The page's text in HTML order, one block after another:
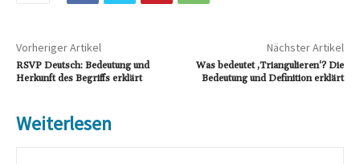
Vorheriger Artikel
RSVP Deutsch: Bedeutung und
Herkunft des Begriffs erklärt
Nächster Artikel
Was bedeutet ‚Triangulieren‘? Die
Bedeutung und Definition erklärt
Weiterlesen